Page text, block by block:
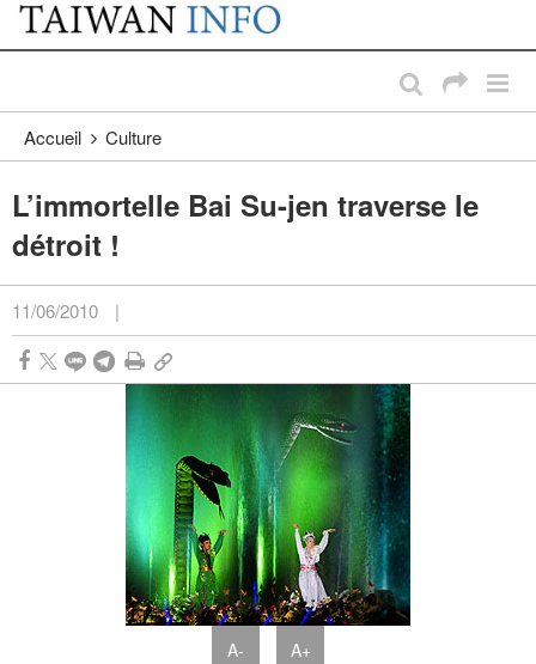
Passer au contenu principal
:::
Accueil Culture
L’immortelle Bai Su-jen traverse le
détroit !
11/06/2010 |
A- A+